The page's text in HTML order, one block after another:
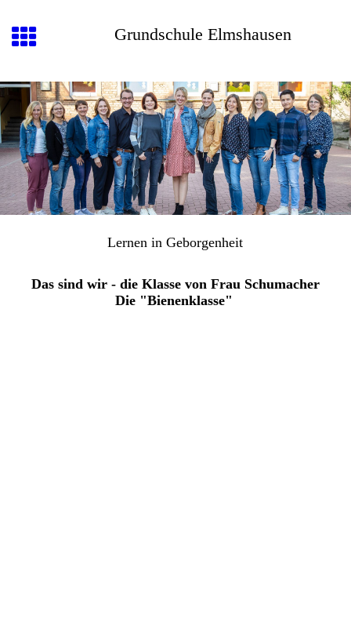
Grundschule Elmshausen
Lernen in Geborgenheit
Das sind wir - die Klasse von Frau Schumacher
Die "Bienenklasse"